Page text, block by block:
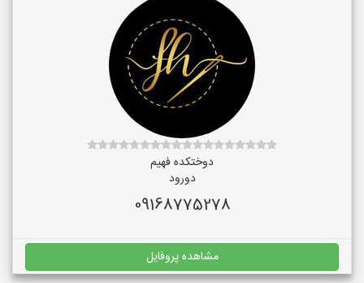
دوختکده فهیم
دورود
09168775278
مشاهده پروفایل